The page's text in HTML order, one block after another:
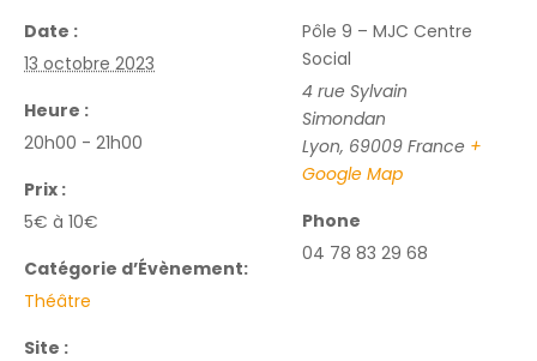
Date :
13 octobre 2023
Heure :
20h00 - 21h00
Prix :
5€ à 10€
Catégorie d’Évènement:
Théâtre
Site :
Pôle 9 – MJC Centre
Social
4 rue Sylvain
Simondan
Lyon, 69009 France +
Google Map
Phone
04 78 83 29 68